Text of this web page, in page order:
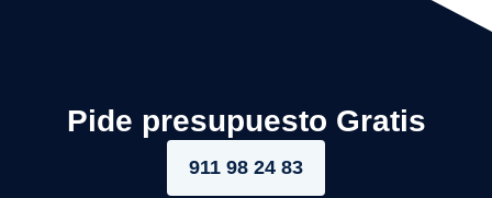
Pide presupuesto Gratis
911 98 24 83